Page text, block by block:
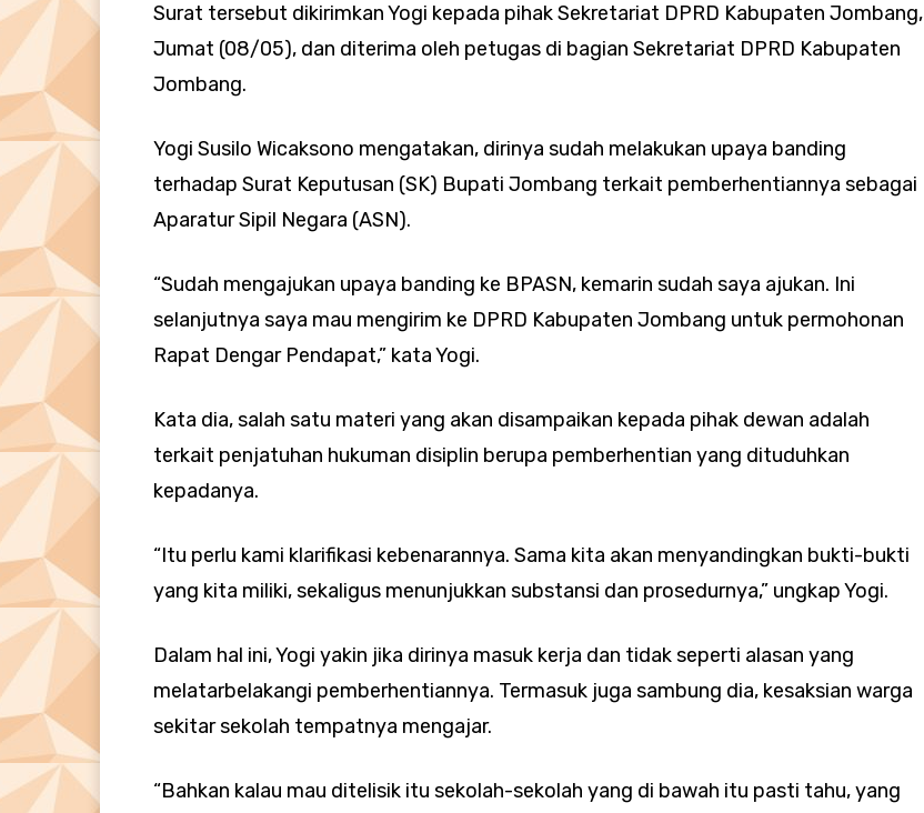
Surat tersebut dikirimkan Yogi kepada pihak Sekretariat DPRD Kabupaten Jombang,
Jumat (08/05), dan diterima oleh petugas di bagian Sekretariat DPRD Kabupaten
Jombang.
Yogi Susilo Wicaksono mengatakan, dirinya sudah melakukan upaya banding
terhadap Surat Keputusan (SK) Bupati Jombang terkait pemberhentiannya sebagai
Aparatur Sipil Negara (ASN).
“Sudah mengajukan upaya banding ke BPASN, kemarin sudah saya ajukan. Ini
selanjutnya saya mau mengirim ke DPRD Kabupaten Jombang untuk permohonan
Rapat Dengar Pendapat,” kata Yogi.
Kata dia, salah satu materi yang akan disampaikan kepada pihak dewan adalah
terkait penjatuhan hukuman disiplin berupa pemberhentian yang dituduhkan
kepadanya.
“Itu perlu kami klarifikasi kebenarannya. Sama kita akan menyandingkan bukti-bukti
yang kita miliki, sekaligus menunjukkan substansi dan prosedurnya,” ungkap Yogi.
Dalam hal ini, Yogi yakin jika dirinya masuk kerja dan tidak seperti alasan yang
melatarbelakangi pemberhentiannya. Termasuk juga sambung dia, kesaksian warga
sekitar sekolah tempatnya mengajar.
“Bahkan kalau mau ditelisik itu sekolah-sekolah yang di bawah itu pasti tahu, yang